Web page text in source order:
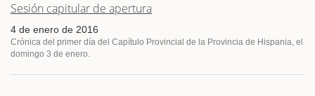
Sesión capitular de apertura
4 de enero de 2016
Crónica del primer día del Capítulo Provincial de la Provincia de Hispania, el
domingo 3 de enero.